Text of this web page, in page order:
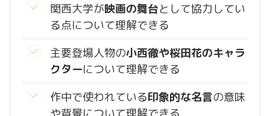
関西大学が映画の舞台として協力してい
る点について理解できる
主要登場人物の小西徹や桜田花のキャラ
クターについて理解できる
作中で使われている印象的な名言の意味